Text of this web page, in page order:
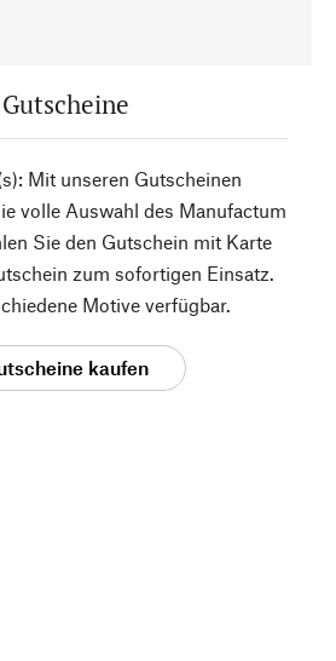
Gutscheine
Mit unseren Gutscheinen
volle Auswahl des Manufactum
Sie den Gutschein mit Karte
zum sofortigen Einsatz.
Motive verfügbar.
kaufen